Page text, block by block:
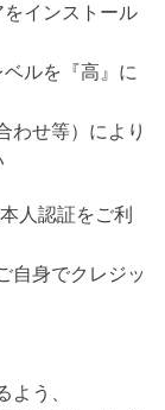
インストール
ルを『高』に
わせ等）により
人認証をご利
自身でクレジッ
う、